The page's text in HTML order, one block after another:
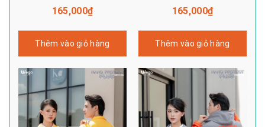
165,000₫
Thêm vào giỏ hàng
165,000₫
Thêm vào giỏ hàng